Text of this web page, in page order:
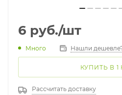
6 руб./шт
Много Нашли
КУПИТЬ В 1
Рассчитать доставку